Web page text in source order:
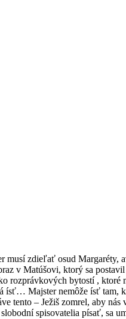
zdieľať osud
v Matúšovi, ktorý sa
rozprávkových bytostí ,
Majster nemôže ísť tam,
tento – Ježiš zomrel, aby
spisovatelia písať, sa